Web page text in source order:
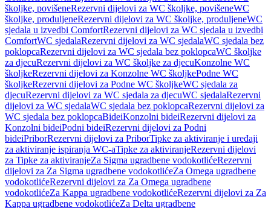
školjke, povišeneRezervni dijelovi za WC školjke, povišeneWC
školjke, produljeneRezervni dijelovi za WC školjke, produljeneWC
sjedala u izvedbi ComfortRezervni dijelovi za WC sjedala u izvedbi
ComfortWC sjedalaRezervni dijelovi za WC sjedalaWC sjedala bez
poklopcaRezervni dijelovi za WC sjedala bez poklopcaWC školjke
za djecuRezervni dijelovi za WC školjke za djecuKonzolne WC
školjkeRezervni dijelovi za Konzolne WC školjkePodne WC
školjkeRezervni dijelovi za Podne WC školjkeWC sjedala za
djecuRezervni dijelovi za WC sjedala za djecuWC sjedalaRezervni
dijelovi za WC sjedalaWC sjedala bez poklopcaRezervni dijelovi za
WC sjedala bez poklopcaBideiKonzolni bideiRezervni dijelovi za
Konzolni bideiPodni bideiRezervni dijelovi za Podni
bideiPriborRezervni dijelovi za PriborTipke za aktiviranje i uređaji
za aktiviranje ispiranja WC-aTipke za aktiviranjeRezervni dijelovi
za Tipke za aktiviranjeZa Sigma ugradbene vodokotlićeRezervni
dijelovi za Za Sigma ugradbene vodokotlićeZa Omega ugradbene
vodokotlićeRezervni dijelovi za Za Omega ugradbene
vodokotlićeZa Kappa ugradbene vodokotlićeRezervni dijelovi za Za
Kappa ugradbene vodokotlićeZa Delta ugradbene